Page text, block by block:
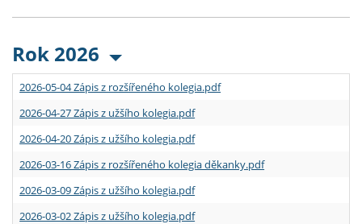
Rok 2026
2026-05-04 Zápis z rozšířeného kolegia.pdf
2026-04-27 Zápis z užšího kolegia.pdf
2026-04-20 Zápis z užšího kolegia.pdf
2026-03-16 Zápis z rozšířeného kolegia děkanky.pdf
2026-03-09 Zápis z užšího kolegia.pdf
2026-03-02 Zápis z užšího kolegia.pdf